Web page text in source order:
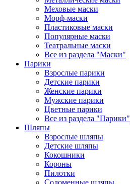
Меховые маски
Морф-маски
Пластиковые маски
Популярные маски
Театральные маски
Все из раздела "Маски"
Парики
Взрослые парики
Детские парики
Женские парики
Мужские парики
Цветные парики
Все из раздела "Парики"
Шляпы
Взрослые шляпы
Детские шляпы
Кокошники
Короны
Пилотки
Соломенные шляпы